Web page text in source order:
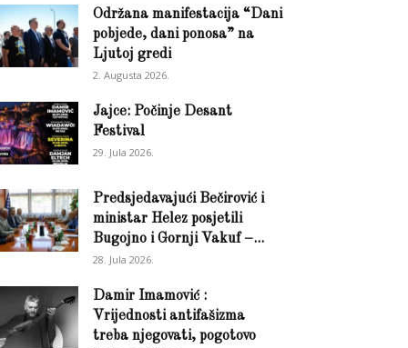
Održana manifestacija “Dani
pobjede, dani ponosa” na
Ljutoj gredi
2. Augusta 2026.
Jajce: Počinje Desant
Festival
29. Jula 2026.
Predsjedavajući Bečirović i
ministar Helez posjetili
Bugojno i Gornji Vakuf –...
28. Jula 2026.
Damir Imamović :
Vrijednosti antifašizma
treba njegovati, pogotovo